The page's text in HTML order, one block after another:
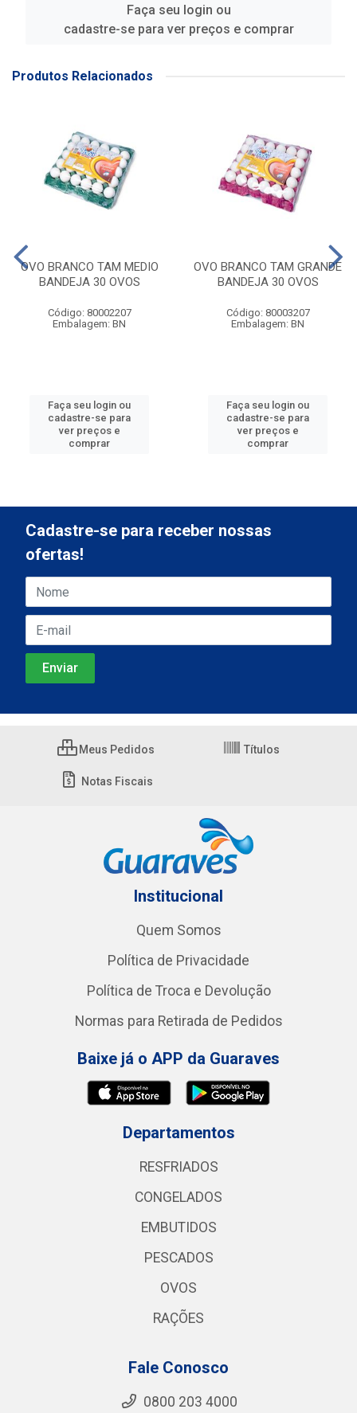
Faça seu login ou
cadastre-se para ver preços e comprar
Produtos Relacionados
OVO BRANCO TAM MEDIO
BANDEJA 30 OVOS
Código: 80002207
Embalagem: BN
Faça seu login ou
cadastre-se para
ver preços e
comprar
OVO BRANCO TAM GRANDE
BANDEJA 30 OVOS
Código: 80003207
Embalagem: BN
Faça seu login ou
cadastre-se para
ver preços e
comprar
Cadastre-se para receber nossas
ofertas!
Meus Pedidos Títulos
Notas Fiscais
Institucional
Quem Somos
Política de Privacidade
Política de Troca e Devolução
Normas para Retirada de Pedidos
Baixe já o APP da Guaraves
Departamentos
RESFRIADOS
CONGELADOS
EMBUTIDOS
PESCADOS
OVOS
RAÇÕES
Fale Conosco
0800 203 4000